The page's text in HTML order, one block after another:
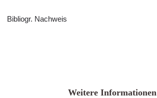
Bibliogr. Nachweis
Weitere Informationen